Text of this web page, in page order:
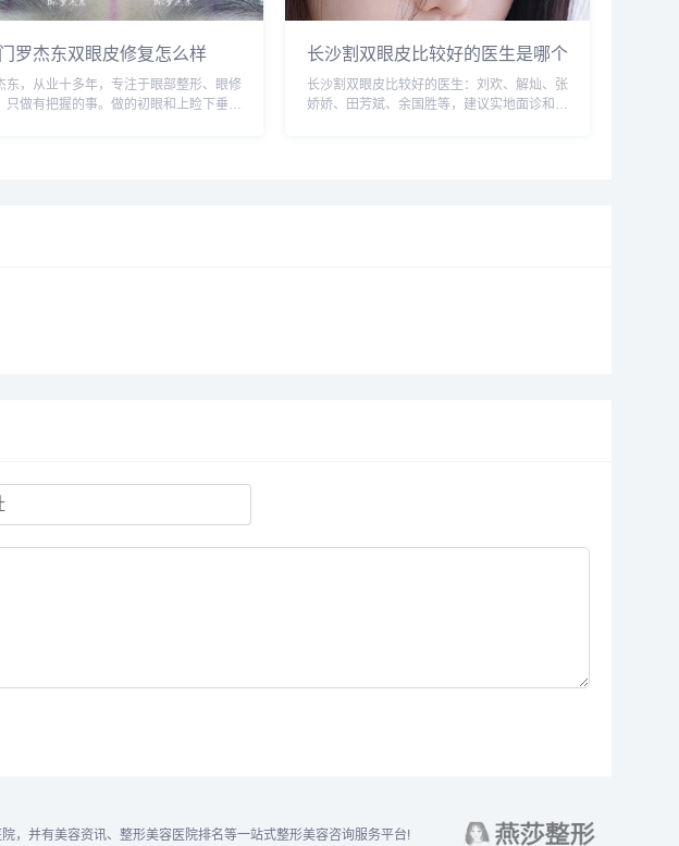
罗杰东双眼皮修复怎么样
东，从业十多年，专注于眼部整形、眼修
只做有把握的事。做的初眼和上睑下垂较
长沙割双眼皮比较好的医生是哪个
长沙割双眼皮比较好的医生：刘欢、解灿、张
娇娇、田芳斌、余国胜等，建议实地面诊和对
，并有美容资讯、整形美容医院排名等一站式整形美容咨询服务平台!